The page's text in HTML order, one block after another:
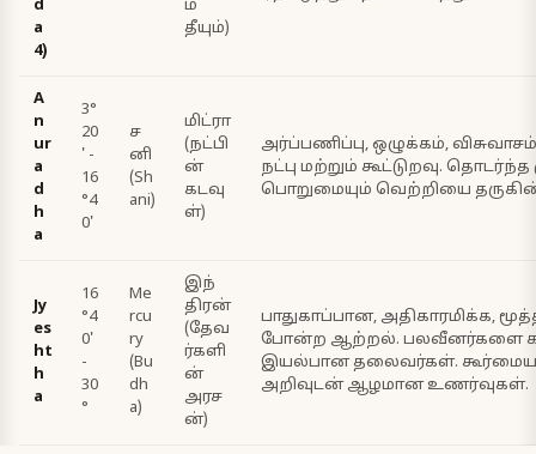
d
a
4)
ம்
தீயும்)
A
n
ur
a
d
h
a
3°
20
' -
16
°4
0'
ச
னி
(Sh
ani)
மிட்ரா
(நட்பி
ன்
கடவு
ள்)
அர்ப்பணிப்பு, ஒழுக்கம்,
நட்பு மற்றும் கூட்டுறவு. தொடர்ந்த
பொறுமையும் வெற்றியை
Jy
es
ht
h
a
16
°4
0'
-
30
°
Me
rcu
ry
(Bu
dh
a)
இந்
திரன்
(தேவ
ர்களி
ன்
அரச
ன்)
பாதுகாப்பான, அதிகாரமிக்க,
போன்ற ஆற்றல். பலவீனர்களை
இயல்பான தலைவர்கள்.
அறிவுடன் ஆழமான உணர்வுகள்.